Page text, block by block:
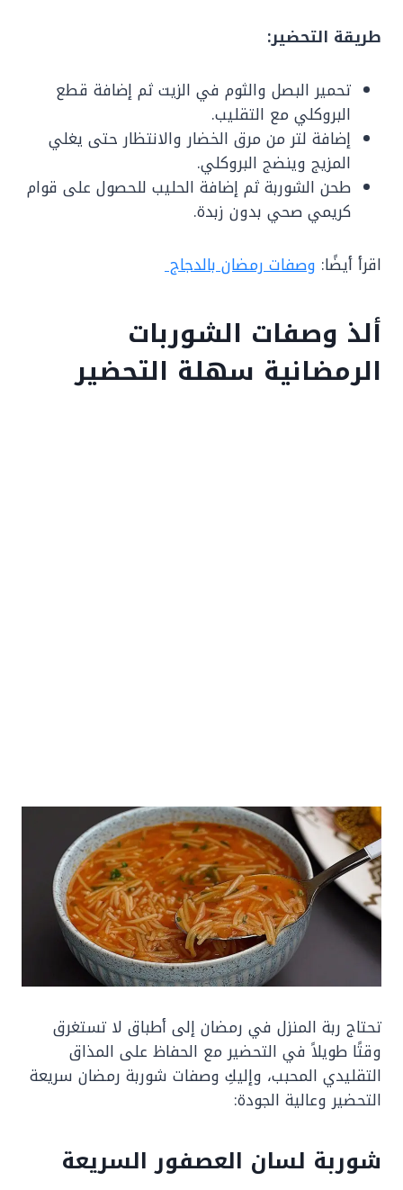
طريقة التحضير:
تحمير البصل والثوم في الزيت ثم إضافة قطع
البروكلي مع التقليب.
إضافة لتر من مرق الخضار والانتظار حتى يغلي
المزيج وينضج البروكلي.
طحن الشوربة ثم إضافة الحليب للحصول على قوام
كريمي صحي بدون زبدة.
اقرأ أيضًا: وصفات رمضان بالدجاج
ألذ وصفات الشوربات
الرمضانية سهلة التحضير
تحتاج ربة المنزل في رمضان إلى أطباق لا تستغرق
وقتًا طويلاً في التحضير مع الحفاظ على المذاق
التقليدي المحبب، وإليكِ وصفات شوربة رمضان سريعة
التحضير وعالية الجودة:
شوربة لسان العصفور السريعة